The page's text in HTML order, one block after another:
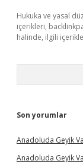
Hukuka ve yasal
içerikleri,
halinde, ilgili
Son yorumlar
Anadoluda Geyik
Anadoluda Geyik